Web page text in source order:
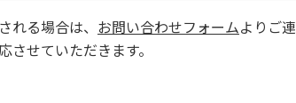
る場合は、 お問い合わせフォームよりご
せていただきます。